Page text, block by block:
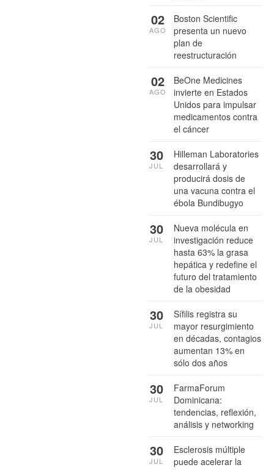
Boston Scientific
presenta un nuevo
plan de
reestructuración
02
AGO
BeOne Medicines
invierte en Estados
Unidos para impulsar
medicamentos contra
el cáncer
02
AGO
Hilleman Laboratories
desarrollará y
producirá dosis de
una vacuna contra el
ébola Bundibugyo
30
JUL
Nueva molécula en
investigación reduce
hasta 63% la grasa
hepática y redefine el
futuro del tratamiento
de la obesidad
30
JUL
Sífilis registra su
mayor resurgimiento
en décadas, contagios
aumentan 13% en
sólo dos años
30
JUL
FarmaForum
Dominicana:
tendencias, reflexión,
análisis y networking
30
JUL
Esclerosis múltiple
puede acelerar la
30
JUL